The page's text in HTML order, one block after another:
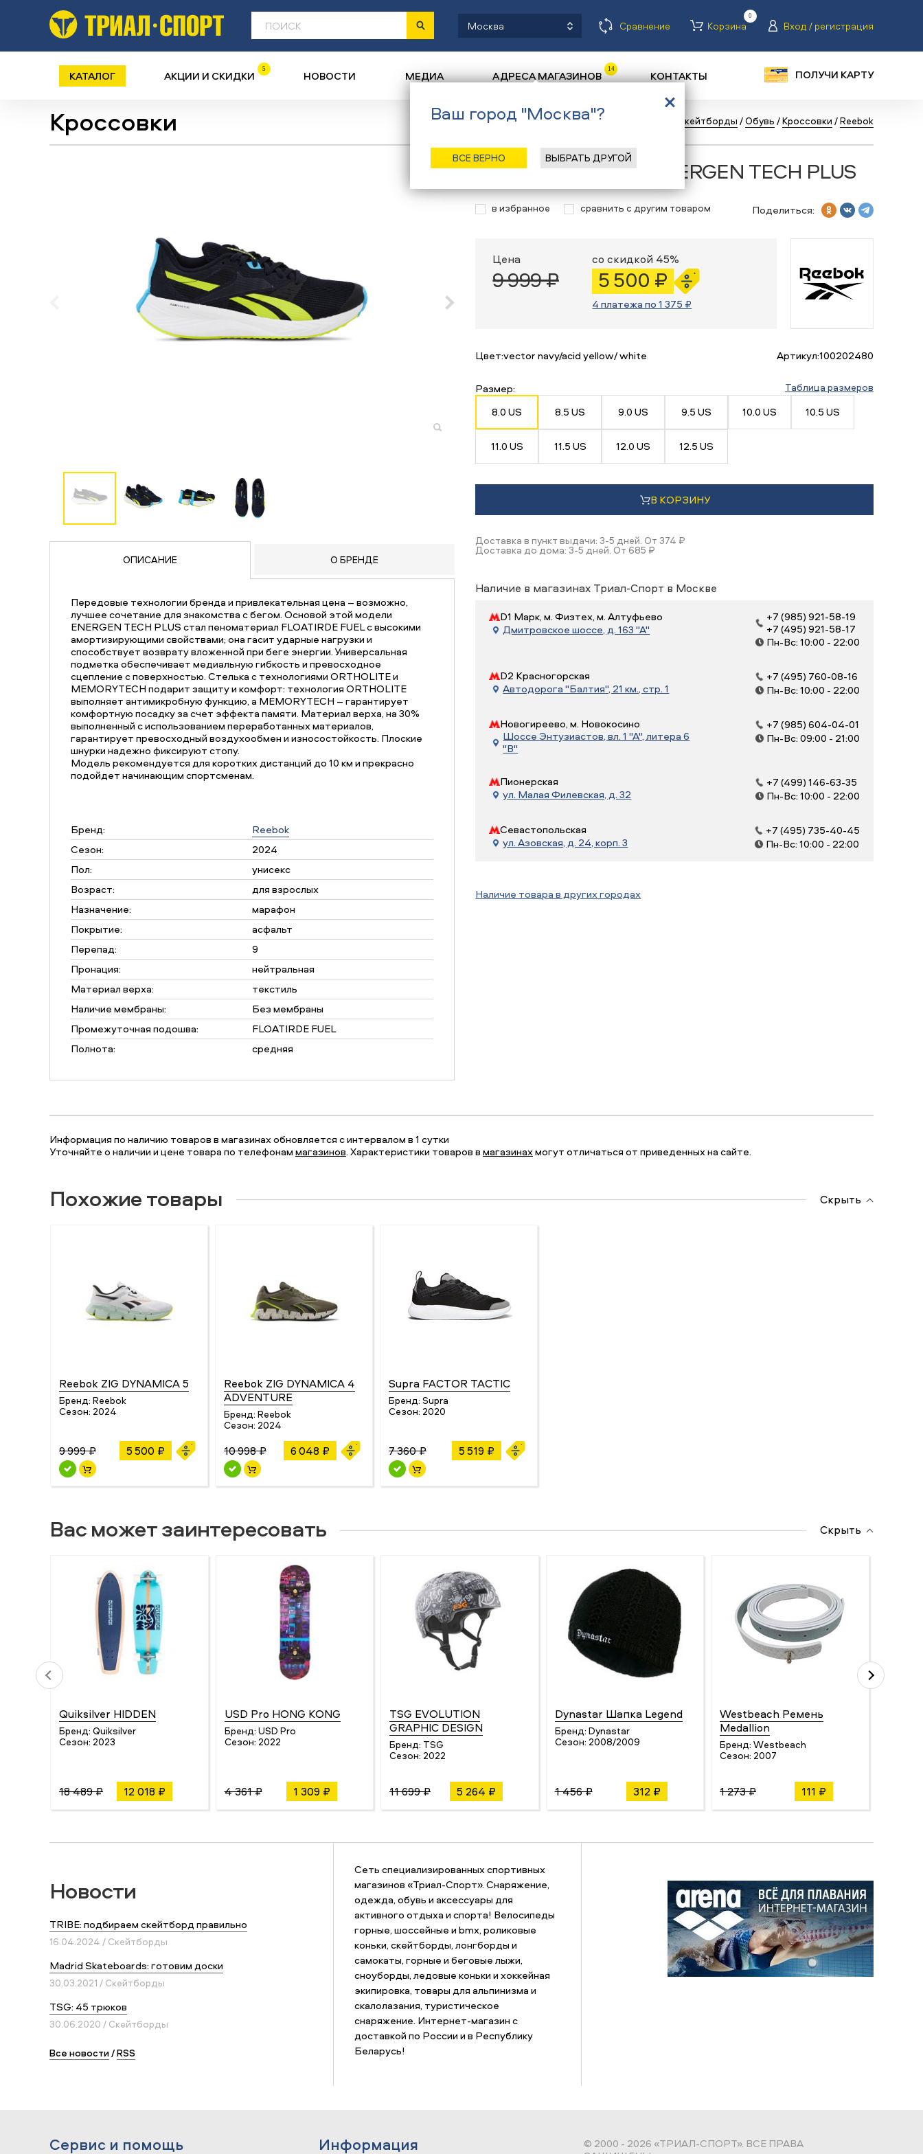
Москва Сравнение Корзина
0
Вход / регистрация
КАТАЛОГ АКЦИИ И СКИДКИ 5 НОВОСТИ МЕДИА АДРЕСА МАГАЗИНОВ 14 КОНТАКТЫ ПОЛУЧИ КАРТУ
Кроссовки Назад/ Главная Скейтборды /Обувь /Кроссовки /Reebok
ОПИСАНИЕ О БРЕНДЕ
Передовые технологии бренда и привлекательная цена – возможно,
лучшее сочетание для знакомства с бегом. Основой этой модели
ENERGEN TECH PLUS стал пеноматериал FLOATIRDE FUEL с высокими
амортизирующими свойствами; она гасит ударные нагрузки и
способствует возврату вложенной при беге энергии. Универсальная
подметка обеспечивает медиальную гибкость и превосходное
сцепление с поверхностью. Стелька с технологиями ORTHOLITE и
MEMORYTECH подарит защиту и комфорт: технология ORTHOLITE
выполняет антимикробную функцию, а MEMORYTECH – гарантирует
комфортную посадку за счет эффекта памяти. Материал верха, на 30%
выполненный с использованием переработанных материалов,
гарантирует превосходный воздухообмен и износостойкость. Плоские
шнурки надежно фиксируют стопу.
Модель рекомендуется для коротких дистанций до 10 км и прекрасно
подойдет начинающим спортсменам.
Бренд:
Reebok
Сезон:
2024
Пол:
унисекс
Возраст:
для взрослых
Назначение:
марафон
Покрытие:
асфальт
Перепад:
9
Пронация:
нейтральная
Материал верха:
текстиль
Наличие мембраны:
Без мембраны
Промежуточная подошва:
FLOATIRDE FUEL
Полнота:
средняя
Кроссовки Reebok ENERGEN TECH PLUS
в избранное сравнить с другим товаром Поделиться:
Цена
9 999 ₽
со скидкой 45%
5 500 ₽
4 платежа по 1 375 ₽
Цвет:vector navy/acid yellow/ white Артикул:100202480
Размер: Таблица размеров
8.0 US 8.5 US 9.0 US 9.5 US 10.0 US 10.5 US
11.0 US 11.5 US 12.0 US 12.5 US
В КОРЗИНУ
Доставка в пункт выдачи: 3-5 дней. От 374 ₽
Доставка до дома: 3-5 дней. От 685 ₽
Наличие в магазинах Триал-Спорт в Москве
D1 Марк, м. Физтех, м. Алтуфьево
Дмитровское шоссе, д. 163 "А"
+7 (985) 921-58-19
+7 (495) 921-58-17
Пн-Вс: 10:00 - 22:00
D2 Красногорская
Автодорога "Балтия", 21 км., стр. 1
+7 (495) 760-08-16
Пн-Вс: 10:00 - 22:00
Новогиреево, м. Новокосино
Шоссе Энтузиастов, вл. 1 "А", литера 6
"В"
+7 (985) 604-04-01
Пн-Вс: 09:00 - 21:00
Пионерская
ул. Малая Филевская, д. 32
+7 (499) 146-63-35
Пн-Вс: 10:00 - 22:00
Севастопольская
ул. Азовская, д. 24, корп. 3
+7 (495) 735-40-45
Пн-Вс: 10:00 - 22:00
Наличие товара в других городах
Информация по наличию товаров в магазинах обновляется с интервалом в 1 сутки
Уточняйте о наличии и цене товара по телефонаммагазинов. Характеристики товаров вмагазинахмогут отличаться от приведенных на сайте.
Похожие товары Скрыть
Reebok ZIG DYNAMICA 5
Бренд: Reebok
Сезон: 2024
9 999 ₽ 5 500 ₽
Reebok ZIG DYNAMICA 4
ADVENTURE
Бренд: Reebok
Сезон: 2024
10 998 ₽ 6 048 ₽
Supra FACTOR TACTIC
Бренд: Supra
Сезон: 2020
7 360 ₽ 5 519 ₽
Вас может заинтересовать Скрыть
Quiksilver HIDDEN
Бренд: Quiksilver
Сезон: 2023
18 489 ₽ 12 018 ₽
USD Pro HONG KONG
Бренд: USD Pro
Сезон: 2022
4 361 ₽ 1 309 ₽
TSG EVOLUTION
GRAPHIC DESIGN
Бренд: TSG
Сезон: 2022
11 699 ₽ 5 264 ₽
Dynastar Шапка Legend
Бренд: Dynastar
Сезон: 2008/2009
1 456 ₽ 312 ₽
Westbeach Ремень
Medallion
Бренд: Westbeach
Сезон: 2007
1 273 ₽ 111 ₽
Новости
TRIBE: подбираем скейтборд правильно
16.04.2024 / Скейтборды
Madrid Skateboards: готовим доски
30.03.2021 / Скейтборды
TSG: 45 трюков
30.06.2020 / Скейтборды
Все новости/RSS
Сеть специализированных спортивных
магазинов «Триал-Спорт». Снаряжение,
одежда, обувь и аксессуары для
активного отдыха и спорта! Велосипеды
горные, шоссейные и bmx, роликовые
коньки, скейтборды, лонгборды и
самокаты, горные и беговые лыжи,
сноуборды, ледовые коньки и хоккейная
экипировка, товары для альпинизма и
скалолазания, туристическое
снаряжение. Интернет-магазин с
доставкой по России и в Республику
Беларусь!
Сервис и помощь Информация
© 2000 - 2026 «ТРИАЛ-СПОРТ». ВСЕ ПРАВА
Ваш город "Москва"?
ВСЕ ВЕРНО ВЫБРАТЬ ДРУГОЙ